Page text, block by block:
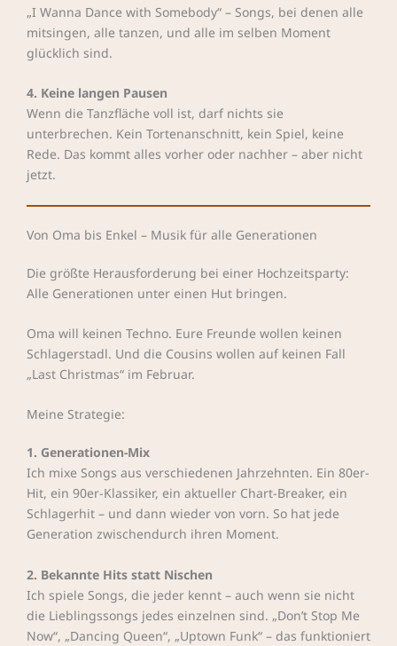
„I Wanna Dance with Somebody“ – Songs, bei denen alle
mitsingen, alle tanzen, und alle im selben Moment
glücklich sind.
4. Keine langen Pausen
Wenn die Tanzfläche voll ist, darf nichts sie
unterbrechen. Kein Tortenanschnitt, kein Spiel, keine
Rede. Das kommt alles vorher oder nachher – aber nicht
jetzt.
Von Oma bis Enkel – Musik für alle Generationen
Die größte Herausforderung bei einer Hochzeitsparty:
Alle Generationen unter einen Hut bringen.
Oma will keinen Techno. Eure Freunde wollen keinen
Schlagerstadl. Und die Cousins wollen auf keinen Fall
„Last Christmas“ im Februar.
Meine Strategie:
1. Generationen-Mix
Ich mixe Songs aus verschiedenen Jahrzehnten. Ein 80er-
Hit, ein 90er-Klassiker, ein aktueller Chart-Breaker, ein
Schlagerhit – und dann wieder von vorn. So hat jede
Generation zwischendurch ihren Moment.
2. Bekannte Hits statt Nischen
Ich spiele Songs, die jeder kennt – auch wenn sie nicht
die Lieblingssongs jedes einzelnen sind. „Don’t Stop Me
Now“, „Dancing Queen“, „Uptown Funk“ – das funktioniert